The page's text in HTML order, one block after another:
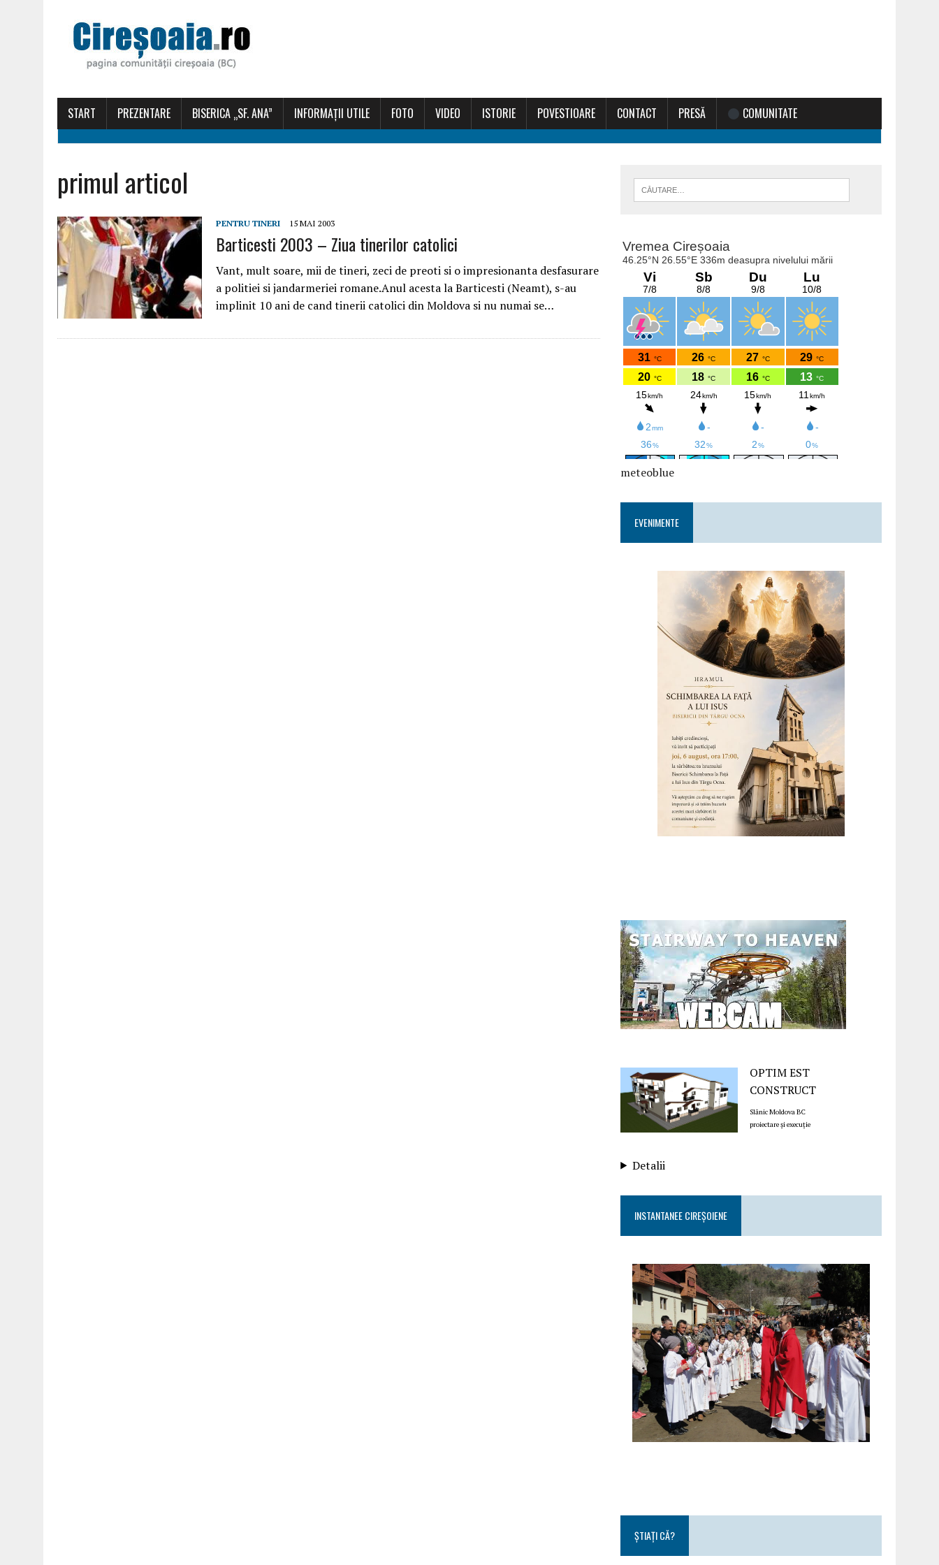
START PREZENTARE BISERICA „SF. ANA” INFORMAȚII UTILE FOTO VIDEO ISTORIE POVESTIOARE CONTACT PRESĂ COMUNITATE
primul articol
PENTRU TINERI 15 MAI 2003
Barticesti 2003 – Ziua tinerilor catolici
Vant, mult soare, mii de tineri, zeci de preoti si o impresionanta desfasurare
a politiei si jandarmeriei romane.Anul acesta la Barticesti (Neamt), s-au
implinit 10 ani de cand tinerii catolici din Moldova si nu numai se…
meteoblue
EVENIMENTE
OPTIM EST
CONSTRUCT
Slănic Moldova BC
proiectare și execuție
Detalii
INSTANTANEE CIREȘOIENE
ȘTIAȚI CĂ?